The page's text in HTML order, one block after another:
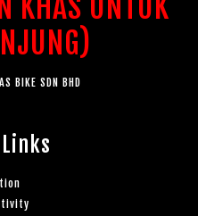
BIKE SDN BHD